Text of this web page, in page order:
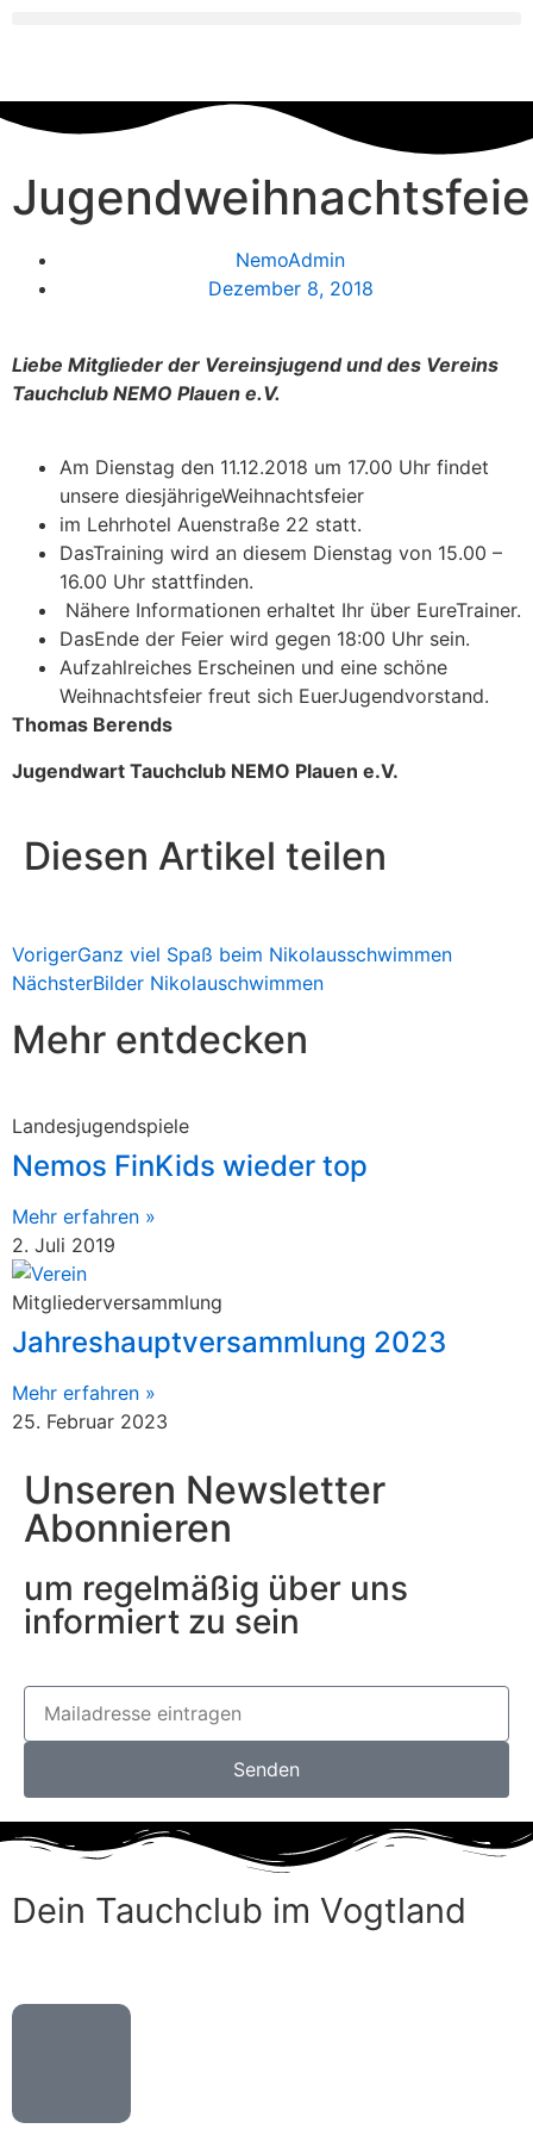
NemoAdmin
Dezember 8, 2018
Liebe Mitglieder der Vereinsjugend und des Vereins
Tauchclub NEMO Plauen e.V.
Am Dienstag den 11.12.2018 um 17.00 Uhr findet
unsere diesjährigeWeihnachtsfeier
im Lehrhotel Auenstraße 22 statt.
DasTraining wird an diesem Dienstag von 15.00 –
16.00 Uhr stattfinden.
Nähere Informationen erhaltet Ihr über EureTrainer.
DasEnde der Feier wird gegen 18:00 Uhr sein.
Aufzahlreiches Erscheinen und eine schöne
Weihnachtsfeier freut sich EuerJugendvorstand.
Thomas Berends
Jugendwart Tauchclub NEMO Plauen e.V.
Diesen Artikel teilen
VorigerGanz viel Spaß beim Nikolausschwimmen
NächsterBilder Nikolauschwimmen
Mehr entdecken
Landesjugendspiele
Nemos FinKids wieder top
Mehr erfahren »
2. Juli 2019
Mitgliederversammlung
Jahreshauptversammlung 2023
Mehr erfahren »
25. Februar 2023
Unseren Newsletter
Abonnieren
um regelmäßig über uns
informiert zu sein
Senden
Dein Tauchclub im Vogtland